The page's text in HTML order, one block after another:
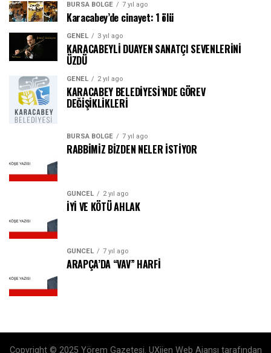
BURSA BÖLGE 7 yıl ago
Karacabey’de cinayet: 1 ölü
GENEL 3 yıl ago
KARACABEYLİ DUAYEN SANATÇI SEVENLERİNİ
ÜZDÜ
GENEL 2 yıl ago
KARACABEY BELEDİYESİ’NDE GÖREV
DEĞİŞİKLİKLERİ
BURSA BÖLGE 7 yıl ago
RABBİMİZ BİZDEN NELER İSTİYOR
GÜNCEL 2 yıl ago
İYİ VE KÖTÜ AHLAK
GÜNCEL 7 yıl ago
ARAPÇA’DA “VAV” HARFİ
Copyright © 2025 Yörem Gazetesi. UXijen Web Ajansı tarafından